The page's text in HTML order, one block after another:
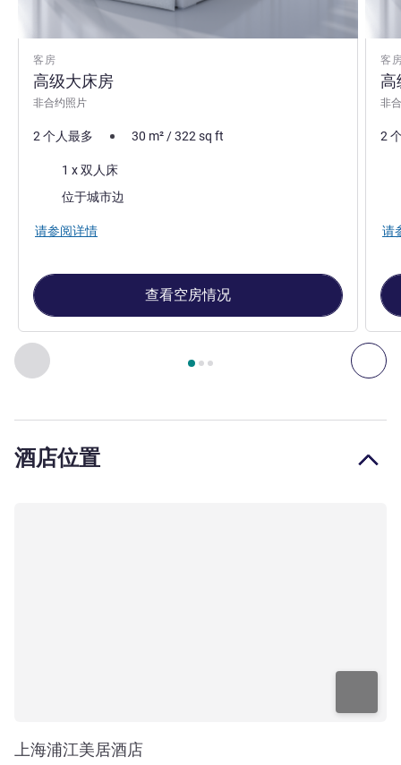
上一个 - 客房 下
第 页，共 , 客房 1 : 高级大床房 , 客房 2 : 高级双床房
客房
高级大床房
非合约照片
2 个人最多 30 m²/322sq ft
床上用品1 x 双人床
位于城市边
请参阅详情
查看空房情况
客
高
非
2
请
酒店位置
上海浦江美居酒店